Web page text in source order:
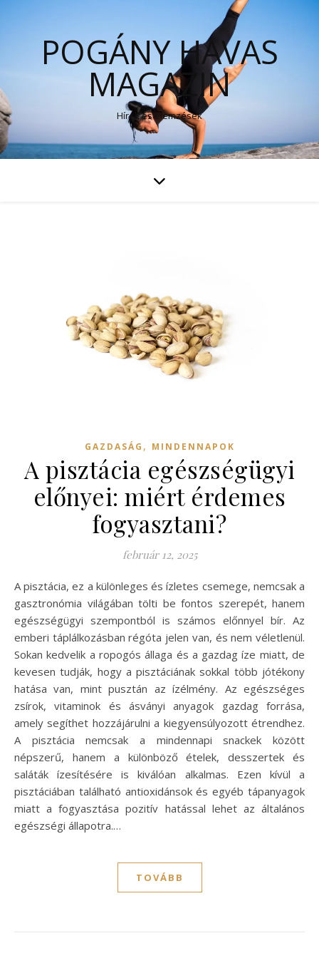
POGÁNY HAVAS
MAGAZIN
Hírek és elemzések
GAZDASÁG , MINDENNAPOK
A pisztácia egészségügyi
előnyei: miért érdemes
fogyasztani?
február 12, 2025
A pisztácia, ez a különleges és ízletes csemege, nemcsak a
gasztronómia világában tölti be fontos szerepét, hanem
egészségügyi szempontból is számos előnnyel bír. Az
emberi táplálkozásban régóta jelen van, és nem véletlenül.
Sokan kedvelik a ropogós állaga és a gazdag íze miatt, de
kevesen tudják, hogy a pisztáciának sokkal több jótékony
hatása van, mint pusztán az ízélmény. Az egészséges
zsírok, vitaminok és ásványi anyagok gazdag forrása,
amely segíthet hozzájárulni a kiegyensúlyozott étrendhez.
A pisztácia nemcsak a mindennapi snackek között
népszerű, hanem a különböző ételek, desszertek és
saláták ízesítésére is kiválóan alkalmas. Ezen kívül a
pisztáciában található antioxidánsok és egyéb tápanyagok
miatt a fogyasztása pozitív hatással lehet az általános
egészségi állapotra.…
TOVÁBB